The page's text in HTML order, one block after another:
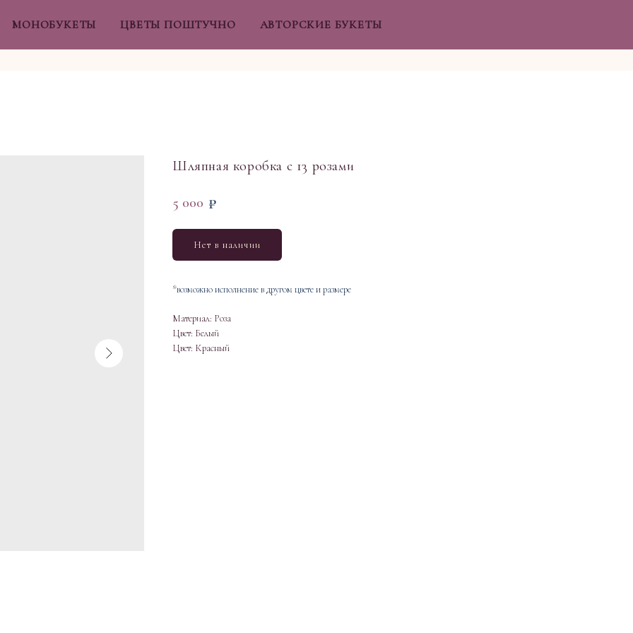
МОНОБУКЕТЫ ЦВЕТЫ ПОШТУЧНО АВТОРСКИЕ БУКЕТЫ
Шляпная коробка с 13 розами
5 000 ₽
Нет в наличии
*возможно исполнение в другом цвете и размере
Материал: Роза
Цвет: Белый
Цвет: Красный